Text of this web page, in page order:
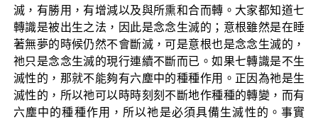
滅，有勝用，有增減以及與所熏和合而轉。大家都知道七
轉識是被出生之法，因此是念念生滅的；意根雖然是在睡
著無夢的時候仍然不會斷滅，可是意根也是念念生滅的，
祂只是念念生滅的現行連續不斷而已。如果七轉識是不生
滅性的，那就不能夠有六塵中的種種作用。正因為祂是生
滅性的，所以祂可以時時刻刻不斷地作種種的轉變，而有
六塵中的種種作用，所以祂是必須具備生滅性的。事實